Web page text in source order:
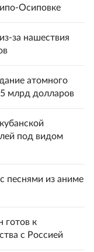
Осиповке
за нашествия
атомного
млрд долларов
под видом
песнями из аниме
готов к
с Россией